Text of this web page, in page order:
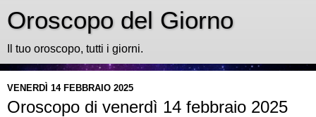
Oroscopo del Giorno
Il tuo oroscopo, tutti i giorni.
VENERDÌ 14 FEBBRAIO 2025
Oroscopo di venerdì 14 febbraio 2025